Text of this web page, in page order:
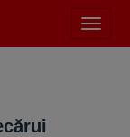
meniu